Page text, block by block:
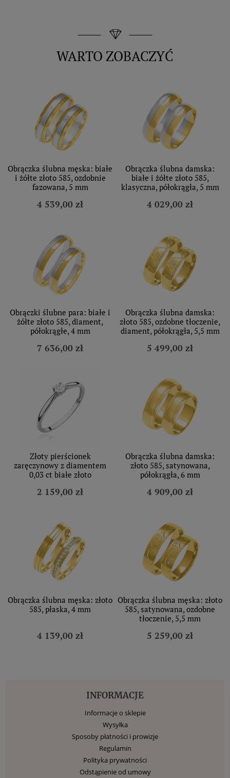
WARTO ZOBACZYĆ
Obrączka ślubna męska: białe
i żółte złoto 585, ozdobnie
fazowana, 5 mm
4 539,00 zł
Obrączka ślubna damska:
białe i żółte złoto 585,
klasyczna, półokrągła, 5 mm
4 029,00 zł
Obrączki ślubne para: białe i
żółte złoto 585, diament,
półokrągłe, 4 mm
7 636,00 zł
Obrączka ślubna damska:
złoto 585, ozdobne tłoczenie,
diament, półokrągła, 5,5 mm
5 499,00 zł
Złoty pierścionek
zaręczynowy z diamentem
0,03 ct białe złoto
2 159,00 zł
Obrączka ślubna damska:
złoto 585, satynowana,
półokrągła, 6 mm
4 909,00 zł
Obrączka ślubna męska: złoto
585, płaska, 4 mm
4 139,00 zł
Obrączka ślubna męska: złoto
585, satynowana, ozdobne
tłoczenie, 5,5 mm
5 259,00 zł
INFORMACJE
Informacje o sklepie
Wysyłka
Sposoby płatności i prowizje
Regulamin
Polityka prywatności
Odstąpienie od umowy